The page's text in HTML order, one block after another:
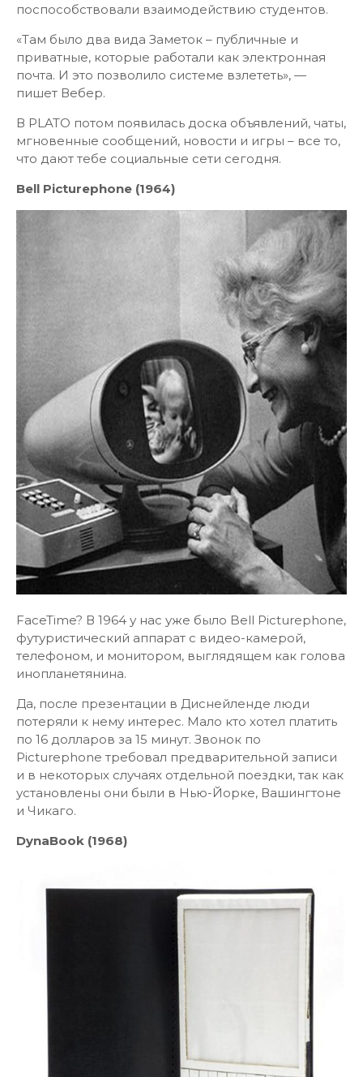
поспособствовали взаимодействию студентов.
«Там было два вида Заметок – публичные и
приватные, которые работали как электронная
почта. И это позволило системе взлететь», —
пишет Вебер.
В PLATO потом появилась доска объявлений, чаты,
мгновенные сообщений, новости и игры – все то,
что дают тебе социальные сети сегодня.
Bell Picturephone (1964)
FaceTime? В 1964 у нас уже было Bell Picturephone,
футуристический аппарат с видео-камерой,
телефоном, и монитором, выглядящем как голова
инопланетянина.
Да, после презентации в Диснейленде люди
потеряли к нему интерес. Мало кто хотел платить
по 16 долларов за 15 минут. Звонок по
Picturephone требовал предварительной записи
и в некоторых случаях отдельной поездки, так как
установлены они были в Нью-Йорке, Вашингтоне
и Чикаго.
DynaBook (1968)